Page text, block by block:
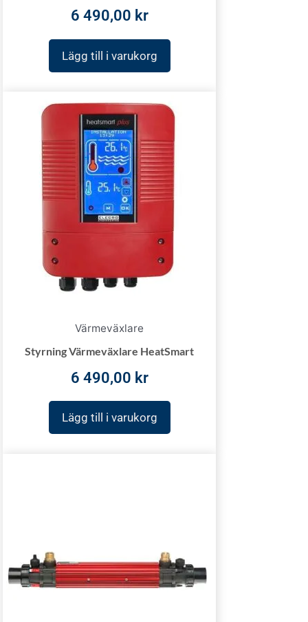
6 490,00 kr
Lägg till i varukorg
Värmeväxlare
Styrning Värmeväxlare HeatSmart
6 490,00 kr
Lägg till i varukorg